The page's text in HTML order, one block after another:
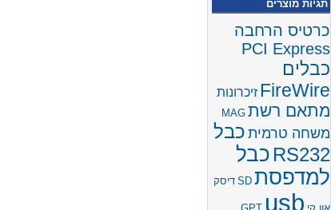
תגיות מוצרים
כרטיס הרחבה
PCI Express
כבלים
FireWire זיכרונות
מתאם רשת MAG
משחה טרמית כבל
RS232 כבל
למדפסת SD דיסק
usb